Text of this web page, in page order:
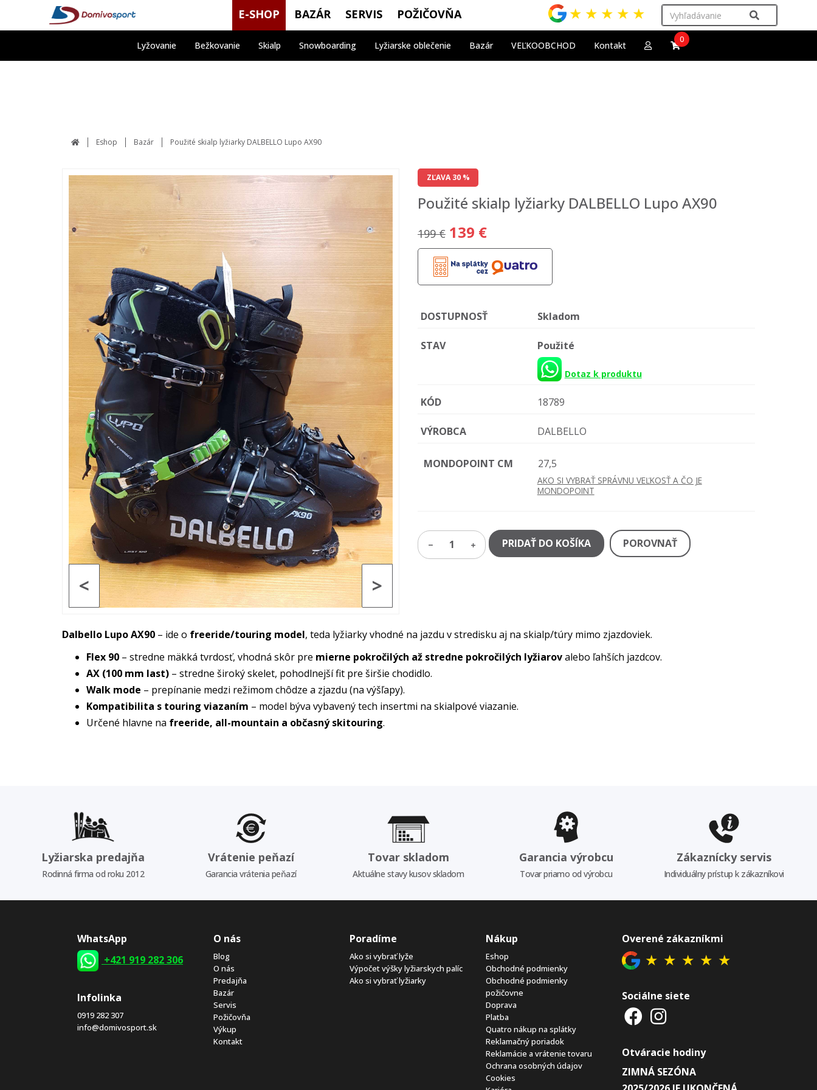
E-SHOP BAZÁR SERVIS POŽIČOVŇA ★ ★ ★ ★ ★
Lyžovanie Bežkovanie Skialp Snowboarding Lyžiarske oblečenie Bazár VEĽKOOBCHOD Kontakt
0
Eshop Bazár Použité skialp lyžiarky DALBELLO Lupo AX90
>
<
ZĽAVA 30 %
Použité skialp lyžiarky DALBELLO Lupo AX90
199 € 139 €
DOSTUPNOSŤ Skladom
STAV Použité
Dotaz k produktu
KÓD 18789
VÝROBCA DALBELLO
MONDOPOINT CM 27,5
AKO SI VYBRAŤ SPRÁVNU VEĽKOSŤ A ČO JE
MONDOPOINT
1 PRIDAŤ DO KOŠÍKA POROVNAŤ
Dalbello Lupo AX90 – ide o freeride/touring model, teda lyžiarky vhodné na jazdu v stredisku aj na skialp/túry mimo zjazdoviek.
Flex 90 – stredne mäkká tvrdosť, vhodná skôr pre mierne pokročilých až stredne pokročilých lyžiarovalebo ľahších jazdcov.
AX (100 mm last) – stredne široký skelet, pohodlnejší fit pre širšie chodidlo.
Walk mode – prepínanie medzi režimom chôdze a zjazdu (na výšľapy).
Kompatibilita s touring viazaním – model býva vybavený tech insertmi na skialpové viazanie.
Určené hlavne na freeride, all-mountain a občasný skitouring.
Lyžiarska predajňa
Rodinná firma od roku 2012
Vrátenie peňazí
Garancia vrátenia peňazí
Tovar skladom
Aktuálne stavy kusov skladom
Garancia výrobcu
Tovar priamo od výrobcu
Zákaznícky servis
Individuálny prístup k zákazníkovi
WhatsApp
+421 919 282 306
Infolinka
0919 282 307
info@domivosport.sk
O nás
Blog
O nás
Predajňa
Bazár
Servis
Požičovňa
Výkup
Kontakt
Poradíme
Ako si vybrať lyže
Výpočet výšky lyžiarskych palíc
Ako si vybrať lyžiarky
Nákup
Eshop
Obchodné podmienky
Obchodné podmienky
požičovne
Doprava
Platba
Quatro nákup na splátky
Reklamačný poriadok
Reklamácie a vrátenie tovaru
Ochrana osobných údajov
Cookies
Overené zákazníkmi
★ ★ ★ ★ ★
Sociálne siete
Otváracie hodiny
ZIMNÁ SEZÓNA